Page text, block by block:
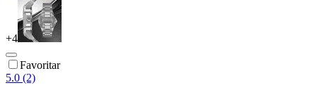
+4
Favoritar
5.0 (2)